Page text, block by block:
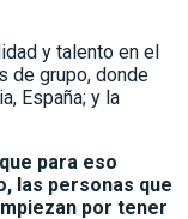
y talento en el
de grupo, donde
España; y la
para eso
las personas que
por tener